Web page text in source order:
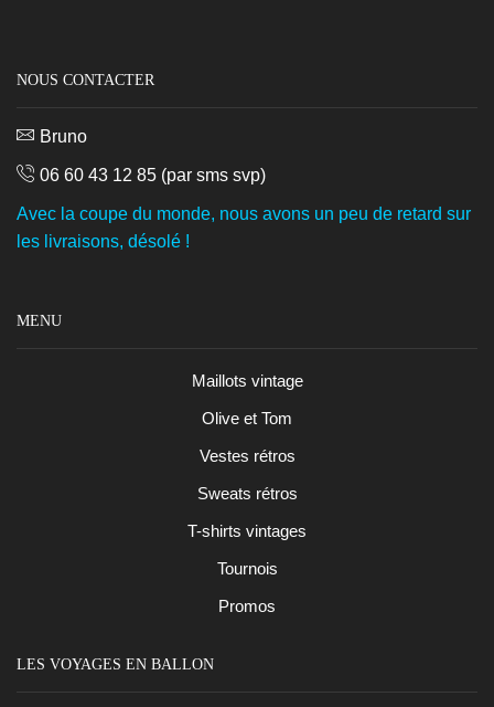
NOUS CONTACTER
Bruno
06 60 43 12 85 (par sms svp)
Avec la coupe du monde, nous avons un peu de retard sur
les livraisons, désolé !
MENU
Maillots vintage
Olive et Tom
Vestes rétros
Sweats rétros
T-shirts vintages
Tournois
Promos
LES VOYAGES EN BALLON